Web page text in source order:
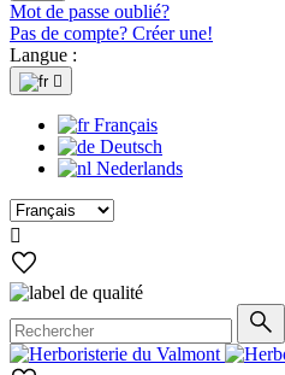
Mot de passe oublié?
Pas de compte? Créer une!
Langue :

Français
Deutsch
Nederlands
